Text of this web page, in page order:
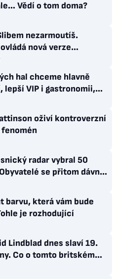
Vědí o tom doma?
nezarmoutíš.
nová verze
která chce měnit
hal chceme hlavně
lepší VIP i gastronomii,
šéf Live Nation
oživí kontroverzní
radar vybral 50
se přitom dávno
barvu, která vám bude
je rozhodující
Lindblad dnes slaví 19.
Co o tomto britském
víte?